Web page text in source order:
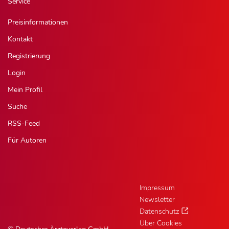
Preisinformationen
Kontakt
Registrierung
Login
Mein Profil
Suche
RSS-Feed
Für Autoren
Impressum
Newsletter
Datenschutz
Über Cookies